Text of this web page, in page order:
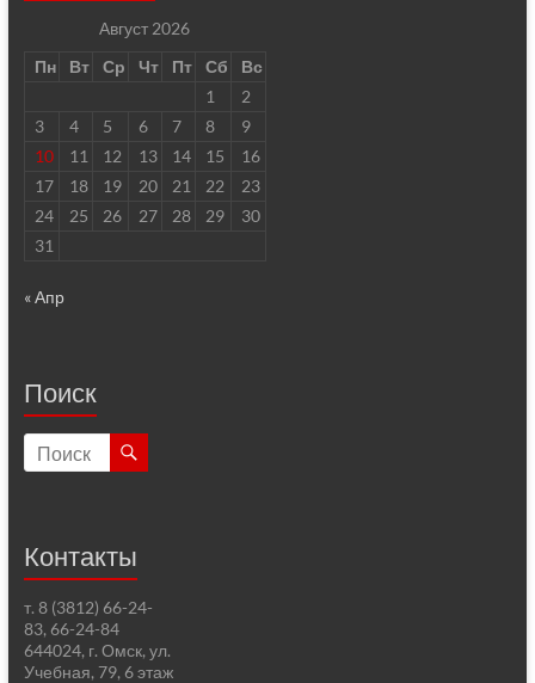
Август 2026
Пн
Вт Ср Чт Пт Сб
Вс
1
2
3
4 5 6 7 8
9
10
11 12 13 14 15
16
17
18 19 20 21 22
23
24
25 26 27 28 29
30
31
« Апр
Поиск
Контакты
т. 8 (3812) 66-24-
83, 66-24-84
644024, г. Омск, ул.
Учебная, 79, 6 этаж